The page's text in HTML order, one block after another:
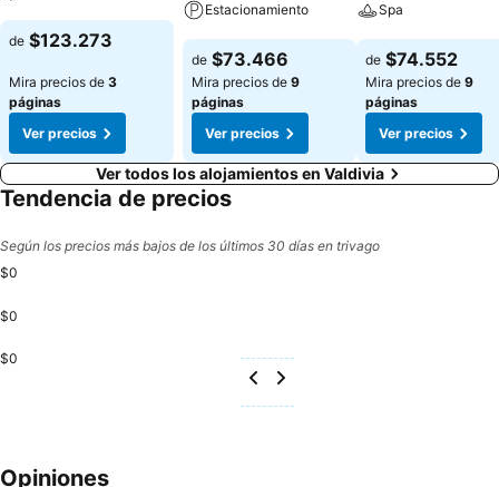
Ver precios
de $123.273
Mira precios de 3
páginas
Ver precios
Estacionamiento
Ver precios
de $73.466
Mira precios de 9
páginas
Ver precios
Spa
Ver precios
de $74.552
Mira precios de 9
páginas
Ver precios
Ver todos los alojamientos en Valdivia
Tendencia de precios
Según los precios más bajos de los últimos 30 días en trivago
$0
$0
$0
Opiniones